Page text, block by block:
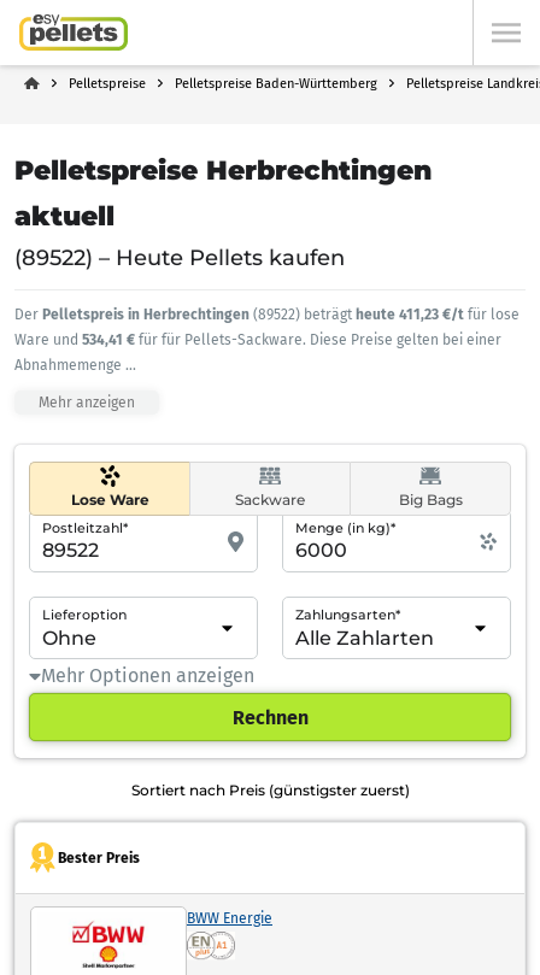
Pelletspreise Pelletspreise Baden-Württemberg Pelletspreise
Pelletspreise Herbrechtingen
aktuell
(89522) – Heute Pellets kaufen
Der Pelletspreis in Herbrechtingen (89522) beträgt heute 411,23 €/t für lose
Ware und 534,41 € für für Pellets-Sackware. Diese Preise gelten bei einer
Abnahmemenge ...
Mehr anzeigen
Lose Ware Sackware Big Bags
Postleitzahl* Menge (in kg)*
Lieferoption Zahlungsarten*
Mehr Optionen anzeigen
Rechnen
Sortiert nach Preis (günstigster zuerst)
Bester Preis
BWW Energie